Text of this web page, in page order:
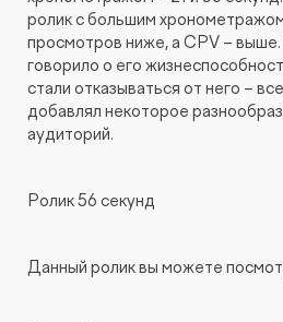
ролик с большим
просмотров ниже, а CPV –
говорило о его
стали отказываться от него –
добавлял некоторое
аудиторий.
Ролик 56 секунд
Данный ролик вы можете